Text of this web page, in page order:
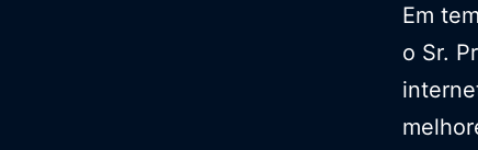
Em
o Sr.